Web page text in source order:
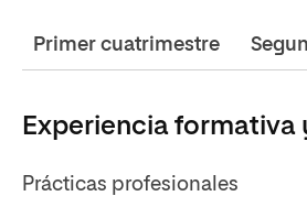
Primer cuatrimestre
Experiencia formativa
Prácticas profesionales